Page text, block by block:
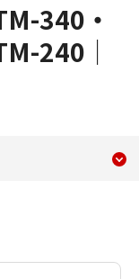
340・
240｜
TM-350・TM-